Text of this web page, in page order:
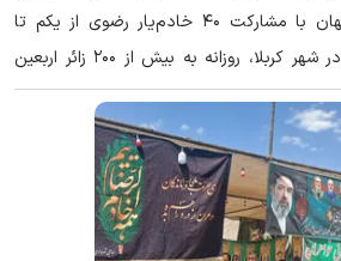
ابی‌طالب (ع) بازار اصفهان با مشارکت ۴۰ خادم‌یار رضوی از یکم تا
سیزدهم مردادماه جاری در شهر کربلا، روزانه به بیش از ۲۰۰ زائر اربعین
ارائه می‌کند.